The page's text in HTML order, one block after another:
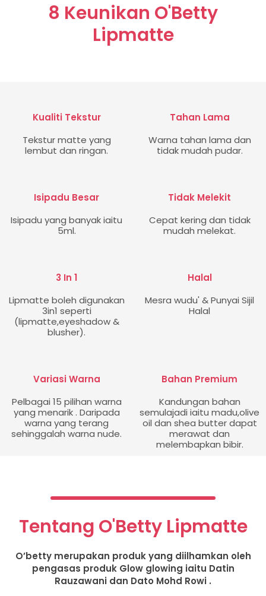
8 Keunikan O'Betty
Lipmatte
Kualiti Tekstur
Tekstur matte yang
lembut dan ringan.
Tahan Lama
Warna tahan lama dan
tidak mudah pudar.
Isipadu Besar
Isipadu yang banyak iaitu
5ml.
Tidak Melekit
Cepat kering dan tidak
mudah melekat.
3 In 1
Lipmatte boleh digunakan
3in1 seperti
(lipmatte,eyeshadow &
blusher).
Halal
Mesra wudu' & Punyai Sijil
Halal
Variasi Warna
Pelbagai 15 pilihan warna
yang menarik . Daripada
warna yang terang
sehinggalah warna nude.
Bahan Premium
Kandungan bahan
semulajadi iaitu madu,olive
oil dan shea butter dapat
merawat dan
melembapkan bibir.
Tentang O'Betty Lipmatte
O’betty merupakan produk yang diilhamkan oleh
pengasas produk Glow glowing iaitu Datin
Rauzawani dan Dato Mohd Rowi .